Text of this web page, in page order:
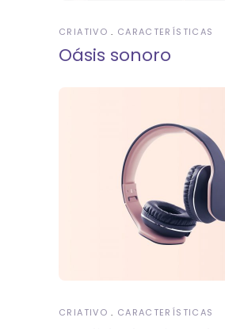
CRIATIVO CARACTERÍSTICAS
Oásis sonoro
CRIATIVO CARACTERÍSTICAS